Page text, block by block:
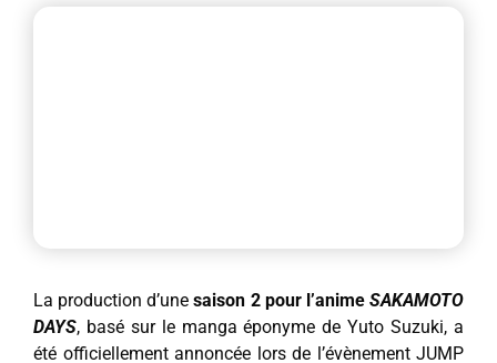
La production d’unesaison 2 pour l’animeSAKAMOTO
DAYS, basé sur le manga éponyme de Yuto Suzuki, a
été officiellement annoncée lors de l’évènement JUMP